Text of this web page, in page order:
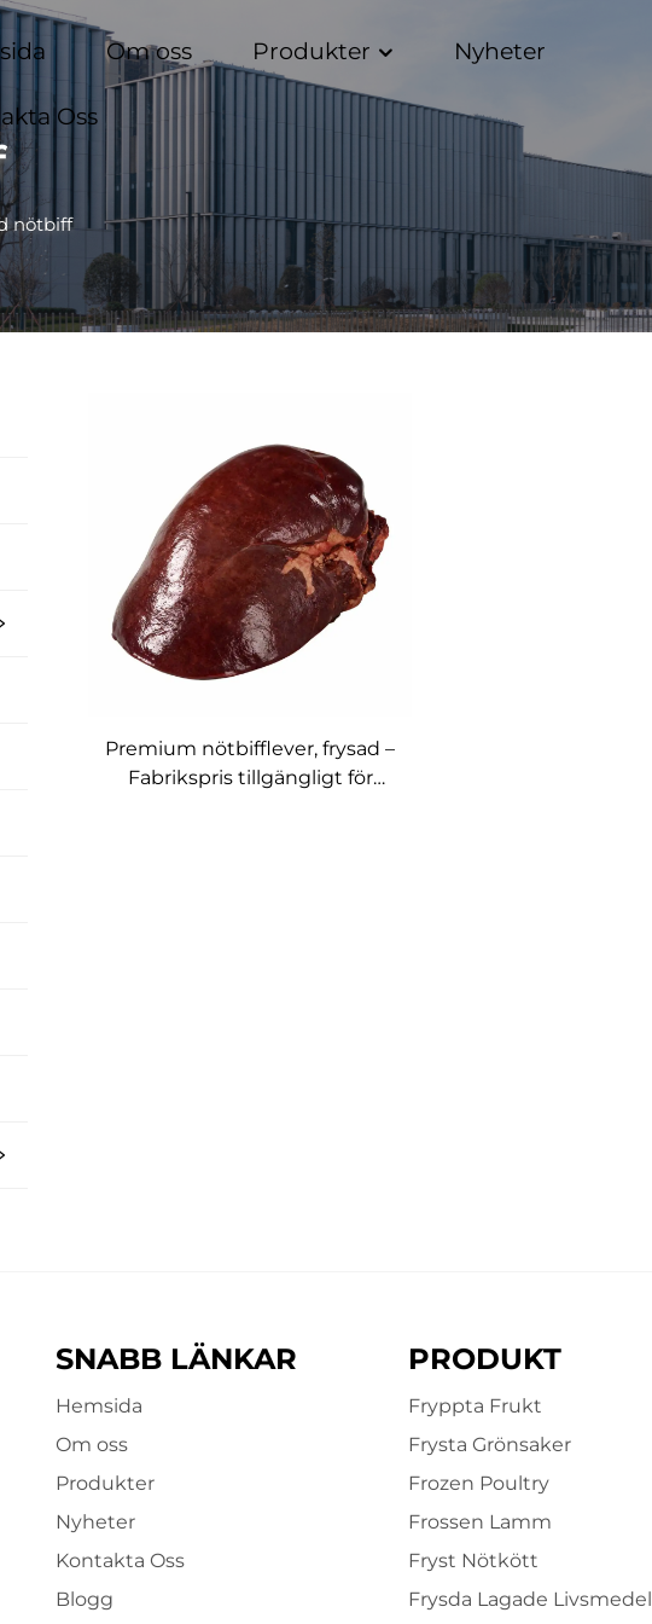
Om oss Produkter Nyheter
Oss
nötbiff
Premium nötbifflever, frysad –
Fabrikspris tillgängligt för
SNABB LÄNKAR
Hemsida
Om oss
Produkter
Nyheter
Kontakta Oss
Blogg
PRODUKT
Fryppta Frukt
Frysta Grönsaker
Frozen Poultry
Frossen Lamm
Fryst Nötkött
Frysda Lagade Livsmedel